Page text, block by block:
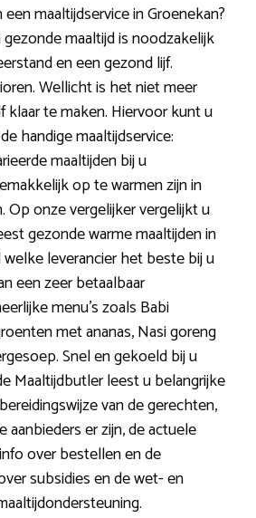
maaltijdservice in Groenekan?
gezonde maaltijd is noodzakelijk
en een gezond lijf.
Wellicht is het niet meer
te maken. Hiervoor kunt u
handige maaltijdservice:
maaltijden bij u
op te warmen zijn in
Op onze vergelijker vergelijkt u
gezonde warme maaltijden in
leverancier het beste bij u
een zeer betaalbaar
menu’s zoals Babi
met ananas, Nasi goreng
Snel en gekoeld bij u
Maaltijdbutler leest u belangrijke
van de gerechten,
aanbieders er zijn, de actuele
over bestellen en de
subsidies en de wet- en